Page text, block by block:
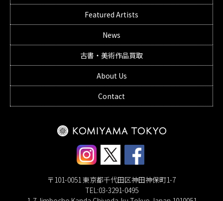
Featured Artists
News
古書・美術作品買取
About Us
Contact
〒101-0051 東京都千代田区神田神保町1-7
TEL:03-3291-0495